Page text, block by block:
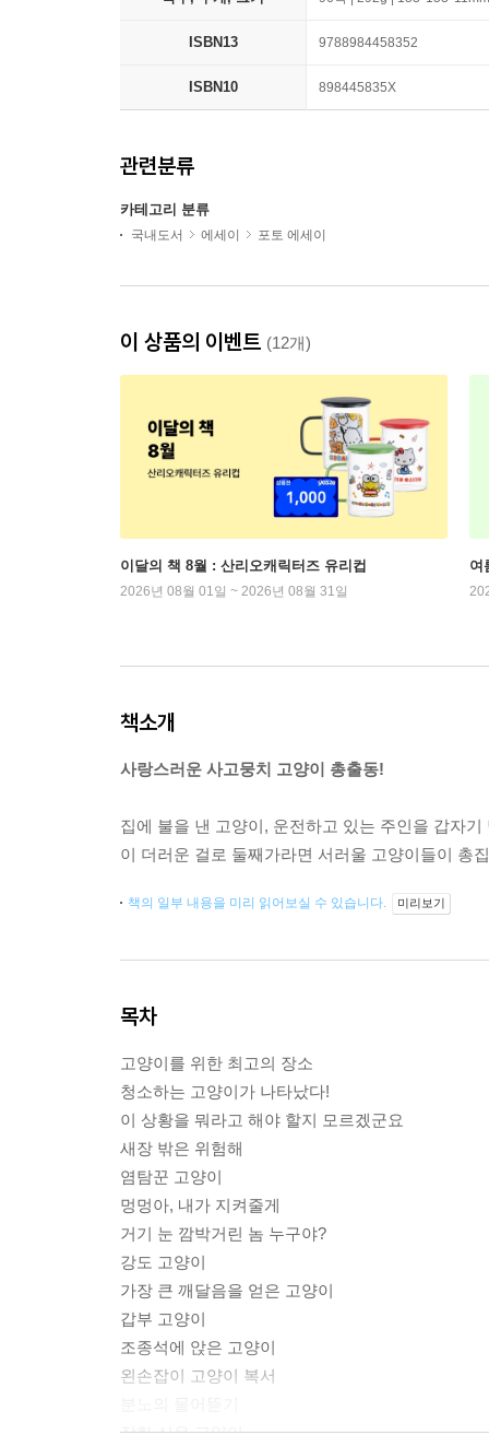
ISBN13 9788984458352
ISBN10 898445835X
관련분류
카테고리 분류
국내도서 에세이 포토 에세이
이 상품의 이벤트 (12개)
이달의 책 8월 : 산리오캐릭터즈 유리컵
2026년 08월 01일 ~ 2026년 08월 31일
여
책소개
사랑스러운 사고뭉치 고양이 총출동!
집에 불을 낸 고양이, 운전하고 있는 주인을 갑자
이 더러운 걸로 둘째가라면 서러울 고양이들이 총
책의 일부 내용을 미리 읽어보실 수 있습니다. 미리보기
목차
고양이를 위한 최고의 장소
청소하는 고양이가 나타났다!
이 상황을 뭐라고 해야 할지 모르겠군요
새장 밖은 위험해
염탐꾼 고양이
멍멍아, 내가 지켜줄게
거기 눈 깜박거린 놈 누구야?
강도 고양이
가장 큰 깨달음을 얻은 고양이
갑부 고양이
조종석에 앉은 고양이
왼손잡이 고양이 복서
장화 신은 고양이